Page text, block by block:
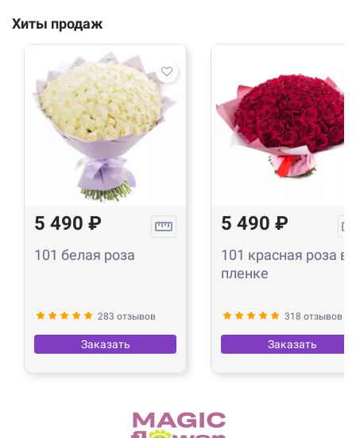
Хиты продаж
5 490 ₽
101 белая роза
283 отзывов
Заказать
5 490 ₽
101 красная роза в
пленке
318 отзывов
Заказать